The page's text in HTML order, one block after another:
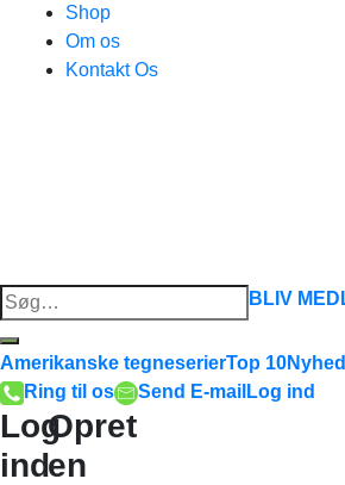
Shop
Om os
Kontakt Os
Søg
efter:
BLIV
Amerikanske tegneserierTop 10
Ring til os
Send E-mail Log ind
Log
ind
Opret
en